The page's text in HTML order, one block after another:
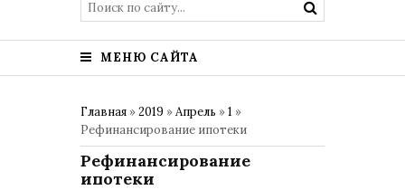
МЕНЮ САЙТА
Главная »2019 »Апрель »1 »
Рефинансирование ипотеки
Рефинансирование
ипотеки